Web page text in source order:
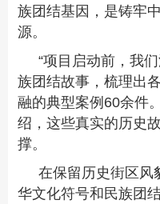
族团结基因，是铸牢
源。
“项目启动前，我
族团结故事，梳理出
融的典型案例60余件
绍，这些真实的历史
撑。
在保留历史街区风
华文化符号和民族团